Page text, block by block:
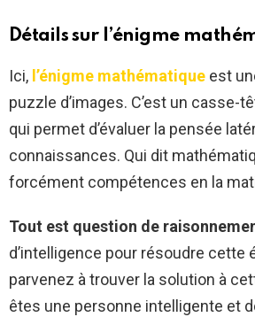
Détails sur l’énigme
Ici, l’énigme mathématique est
puzzle d’images. C’est un casse-
qui permet d’évaluer la pensée
connaissances. Qui dit
forcément compétences en la
Tout est question de
d’intelligence pour résoudre cette
parvenez à trouver la solution à
êtes une personne intelligente et